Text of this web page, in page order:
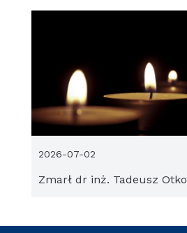
Zmarł dr inż. Tadeusz Otko
2026-07-02